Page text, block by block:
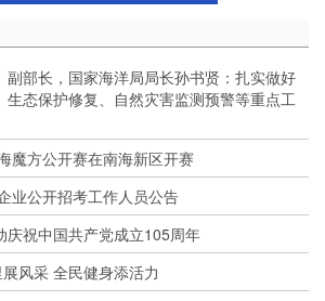
副部长，国家海洋局局长孙书贤：扎实做好
生态保护修复、自然灾害监测预警等重点工
魔方公开赛在南海新区开赛
业公开招考工作人员公告
庆祝中国共产党成立105周年
风采 全民健身添活力